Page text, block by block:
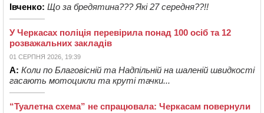
Івченко: Що за бредятина??? Які 27 середня??!!
У Черкасах поліція перевірила понад 100 осіб та 12
розважальних закладів
01 СЕРПНЯ 2026, 19:39
А: Коли по Благовісній та Надпільній на шаленій швидкості
гасають мотоцикли та круті тачки...
“Туалетна схема” не спрацювала: Черкасам повернули